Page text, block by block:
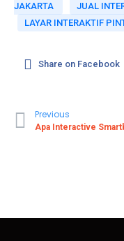
JAKARTA
JUAL
LAYAR INTERAKTIF
Share on Facebook
Previous
Apa Interactive